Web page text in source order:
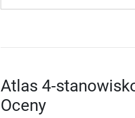
Atlas 4-
Oceny